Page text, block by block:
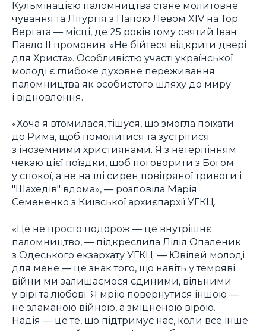
Кульмінацією паломництва стане молитовне
чування та Літургія з Папою Левом XIV на Тор
Вергата — місці, де 25 років тому святий Іван
Павло ІІ промовив: «Не бійтеся відкрити двері
для Христа». Особливістю участі української
молоді є глибоке духовне переживання
паломництва як особистого шляху до миру
і відновлення.
«Хоча я втомилася, тішуся, що змогла поїхати
до Рима, щоб помолитися та зустрітися
з іноземними християнами. Я з нетерпінням
чекаю цієї поїздки, щоб поговорити з Богом
у спокої, а не на тлі сирен повітряної тривоги і
"Шахедів" вдома», — розповіла Марія
Семененко з Київської архиєпархії УГКЦ.
«Це не просто подорож — це внутрішнє
паломництво, — підкреслила Лілія Опаленик
з Одеського екзархату УГКЦ. — Ювілей молоді
для мене — це знак того, що навіть у темряві
війни ми залишаємося єдиними, вільними
у вірі та любові. Я мрію повернутися іншою —
не зламаною війною, а зміцненою вірою.
Надія — це те, що підтримує нас, коли все інше